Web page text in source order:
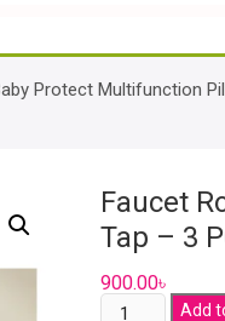
Protect Multifunction
Faucet
Tap – 3
900.00৳
Add